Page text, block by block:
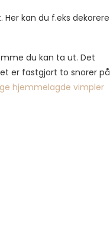
kan du f.eks dekorere
du kan ta ut. Det
er fastgjort to snorer på
hjemmelagde vimpler